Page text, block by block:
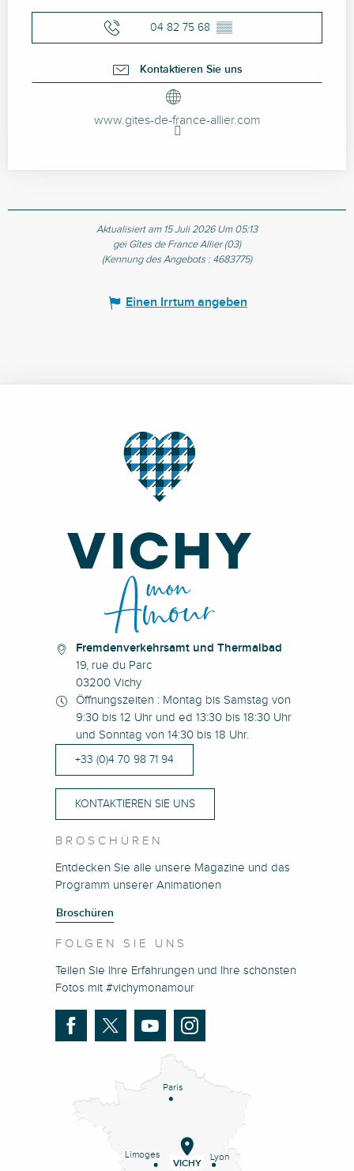
04 82 75 68 ▒▒
Kontaktieren Sie uns
www.gites-de-france-allier.com
Aktualisiert am 15 Juli 2026 Um 05:13
gei Gîtes de France Allier (03)
(Kennung des Angebots : 4683775)
Einen Irrtum angeben
Fremdenverkehrsamt und Thermalbad
19, rue du Parc
03200 Vichy
Öffnungszeiten : Montag bis Samstag von
9:30 bis 12 Uhr und ed 13:30 bis 18:30 Uhr
und Sonntag von 14:30 bis 18 Uhr.
+33 (0)4 70 98 71 94
KONTAKTIEREN SIE UNS
BROSCHÜREN
Entdecken Sie alle unsere Magazine und das
Programm unserer Animationen
Broschüren
FOLGEN SIE UNS
Teilen Sie Ihre Erfahrungen und Ihre schönsten
Fotos mit #vichymonamour
Paris
Lyon
Limoges
VICHY